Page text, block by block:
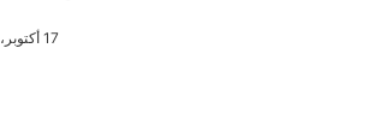
17 أكتوبر، 2022